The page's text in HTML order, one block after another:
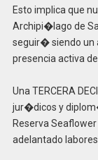
Esto implica que
Archipi�lago de
seguir� siendo un
presencia activa
Una TERCERA
jur�dicos y
Reserva
adelantado